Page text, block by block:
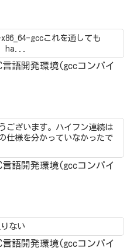
gccこれを通しても
ha...
言語開発環境(gccコンパイ
ございます。ハイフン連続は
仕様を分かっていなかったで
言語開発環境(gccコンパイ
ない
言語開発環境(gccコンパイ